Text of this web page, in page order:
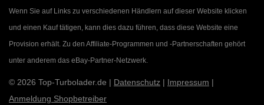
Wenn Sie auf Links zu verschiedenen Händlern auf dieser Website klicken
und einen Kauf tätigen, kann dies dazu führen, dass diese Website eine
Provision erhält. Zu den Affiliate-Programmen und -Partnerschaften gehört
unter anderem das eBay-Partner-Netzwerk.
© 2026 Top-Turbolader.de | Datenschutz | Impressum |
Anmeldung Shopbetreiber